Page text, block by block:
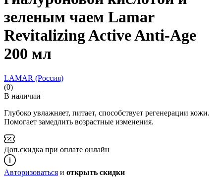
зеленым чаем Lamar
Revitalizing Active Anti-Age
200 мл
LAMAR (Россия)
(0)
В наличии
Глубоко увлажняет, питает, способствует регенерации кожи.
Помогает замедлить возрастные изменения.
Доп.скидка при оплате онлайн
Авторизоваться и открыть скидки